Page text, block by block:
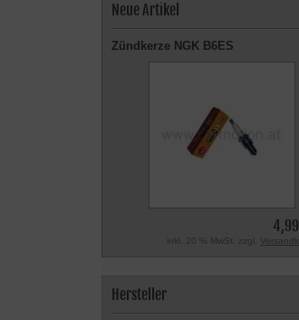
Neue Artikel
Zündkerze NGK B6ES
4,99
inkl. 20 % MwSt. zzgl.
Hersteller